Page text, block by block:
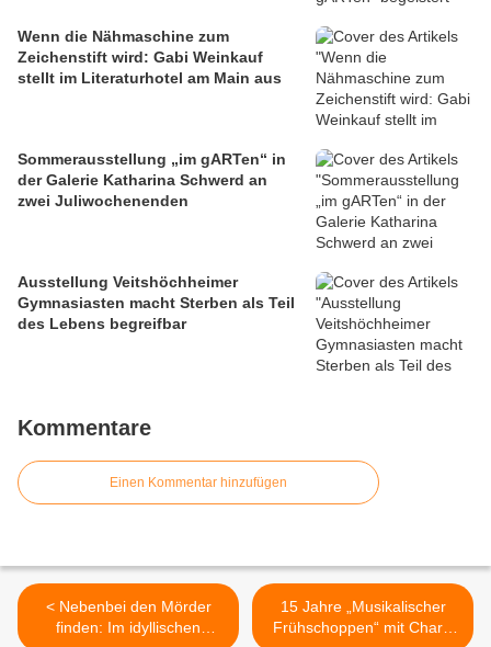
Wenn die Nähmaschine zum
Zeichenstift wird: Gabi Weinkauf
stellt im Literaturhotel am Main aus
Sommerausstellung „im gARTen“ in
der Galerie Katharina Schwerd an
zwei Juliwochenenden
Ausstellung Veitshöchheimer
Gymnasiasten macht Sterben als Teil
des Lebens begreifbar
Kommentare
Einen Kommentar hinzufügen
< Nebenbei den Mörder
finden: Im idyllischen
15 Jahre „Musikalischer
Frühschoppen“ mit Charly